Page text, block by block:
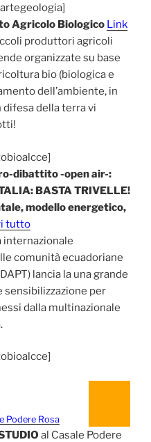
Agricolo Biologico Link
produttori agricoli
organizzate su base
bio (biologica e
dell’ambiente, in
della terra vi
dibattito -open air-:
BASTA TRIVELLE!
modello energetico,
tutto
internazionale
comunità ecuadoriane
lancia la una grande
sensibilizzazione per
dalla multinazionale
Podere Rosa
al Casale Podere